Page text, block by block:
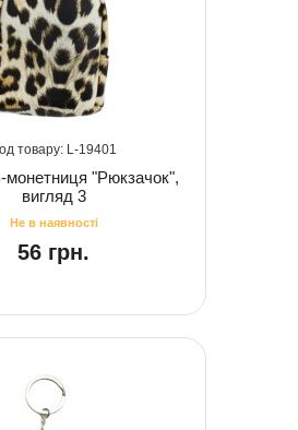
19401
монетниця "Рюкзачок",
вигляд 3
56 грн.